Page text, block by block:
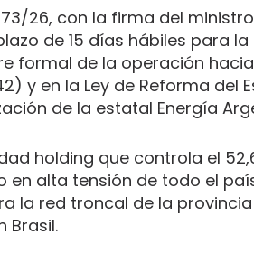
26, con la firma del
de 15 días hábiles para
formal de la operación
y en la Ley de Reforma
de la estatal Energía
holding que controla el
en alta tensión de todo el
la red troncal de la
Brasil.